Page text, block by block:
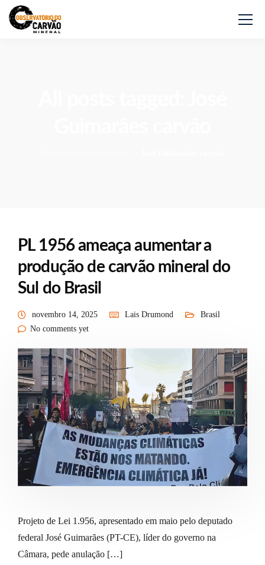
PL 1956 ameaça aumentar a
produção de carvão mineral do
Sul do Brasil
novembro 14, 2025 Lais Drumond
Brasil
No comments yet
Projeto de Lei 1.956, apresentado em maio pelo deputado
federal José Guimarães (PT-CE), líder do governo na
Câmara, pede anulação […]